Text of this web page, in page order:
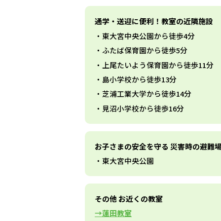
通学・送迎に便利！教室の近隣施設
東大宮中央公園から徒歩4分
ふたば保育園から徒歩5分
上尾たいよう保育園から徒歩11分
島小学校から徒歩13分
芝浦工業大学から徒歩14分
見沼小学校から徒歩16分
お子さまの安全を守る 災害時の避難
東大宮中央公園
その他 お近くの教室
蓮田教室